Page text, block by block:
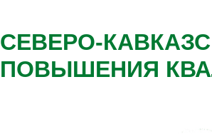
СЕВЕРО-
ПОВЫШЕНИЯ